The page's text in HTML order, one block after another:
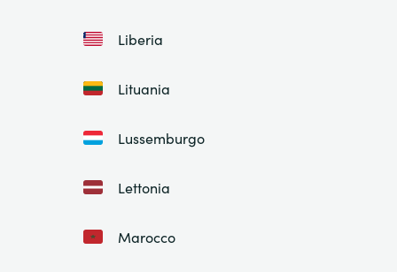
Liberia
Lituania
Lussemburgo
Lettonia
Marocco